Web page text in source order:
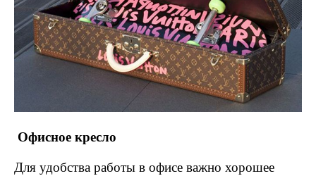
Офисное кресло
Для удобства работы в офисе важно хорошее